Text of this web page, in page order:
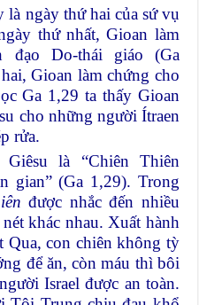
là ngày thứ hai của sứ vụ
thứ nhất, Gioan làm
đạo Do-thái giáo (Ga
Gioan làm chứng cho
Ga 1,29 ta thấy Gioan
cho những người Ítraen
rửa.
là “Chiên Thiên
gian” (Ga 1,29). Trong
được nhắc đến nhiều
khác nhau. Xuất hành
Qua, con chiên không tỳ
để ăn, còn máu thì bôi
Israel được an toàn.